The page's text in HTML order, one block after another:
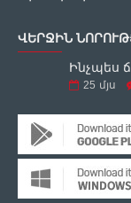
ՎԵՐՋԻՆ
25 մյս